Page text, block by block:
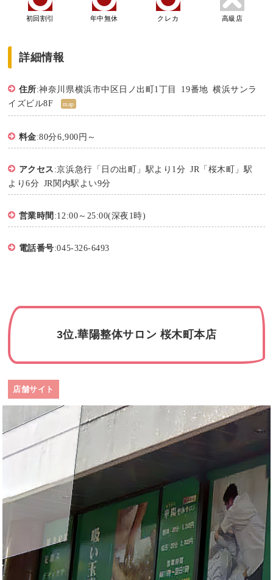
初回割引 年中無休 クレカ 高級店
詳細情報
住所:神奈川県横浜市中区日ノ出町1丁目 19番地 横浜サンラ
イズビル8F
map
料金:80分6,900円～
アクセス :京浜急行「日の出町」駅より1分 JR「桜木町」駅
より6分 JR関内駅よい9分
営業時間 :12:00～25:00(深夜1時)
電話番号:045-326-6493
3位.華陽整体サロン 桜木町本店
店舗サイト